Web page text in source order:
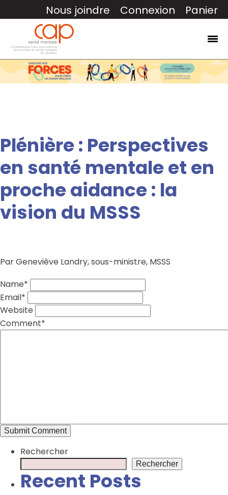
Nous joindre Connexion Panier
Plénière : Perspectives
en santé mentale et en
proche aidance : la
vision du MSSS
Par Geneviève Landry, sous-ministre, MSSS
Name*
Email*
Website
Comment*
Rechercher
Rechercher
Recent Posts